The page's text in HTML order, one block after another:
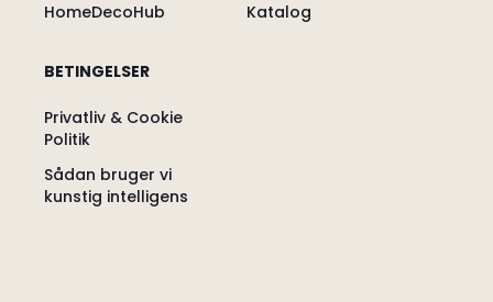
HomeDecoHub
Katalog
BETINGELSER
Privatliv & Cookie
Politik
Sådan bruger vi
kunstig intelligens